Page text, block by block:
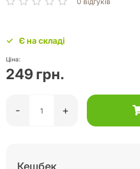
Є на складі
Ціна:
249 грн.
- +
Кешбек